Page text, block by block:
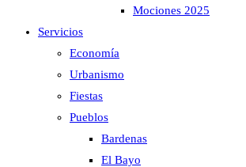
Mociones 2025
Servicios
Economía
Urbanismo
Fiestas
Pueblos
Bardenas
El Bayo